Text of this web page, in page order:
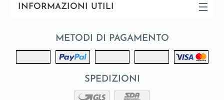
INFORMAZIONI UTILI
METODI DI PAGAMENTO
SPEDIZIONI